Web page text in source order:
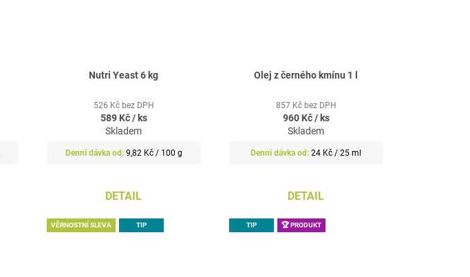
Nutri Yeast 6 kg
526 Kč bez DPH
589 Kč/ ks
Skladem
Měrná
9,82 Kč / 100 g
DETAIL
Olej z černého kmínu 1 l
857 Kč bez DPH
960 Kč/ ks
Skladem
Měrná
24 Kč / 25 ml
DETAIL
VĚRNOSTNÍ SLEVA TIP TIP 🏆 PRODUKT